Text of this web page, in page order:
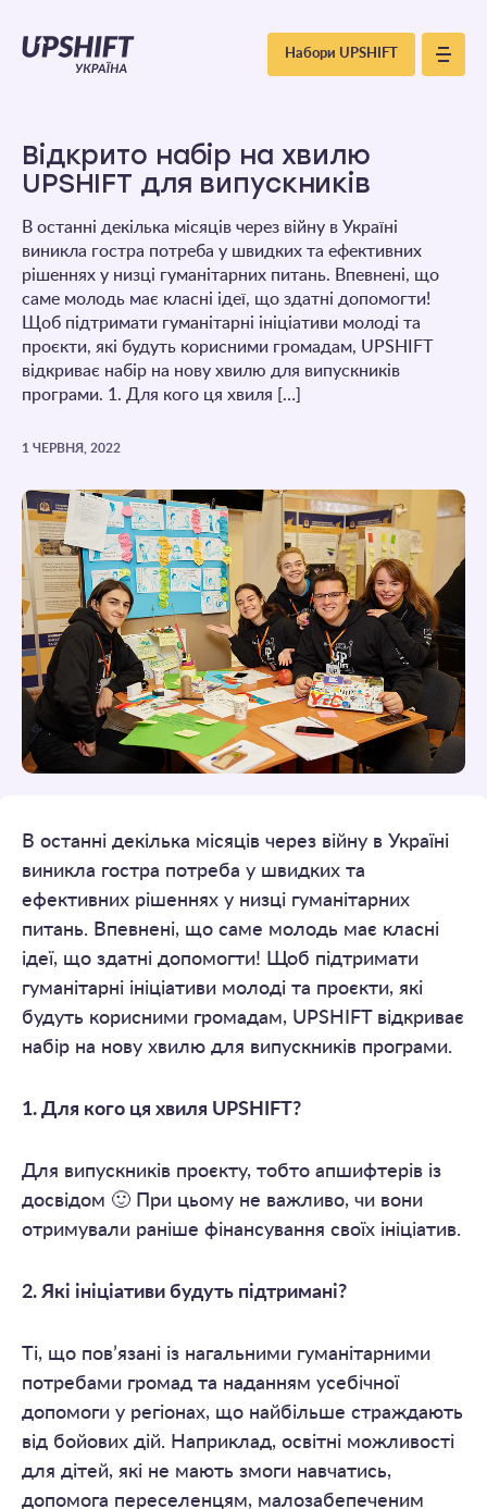
Upshift
Україна
Набори UPSHIFT
Відкрито набір на хвилю
UPSHIFT для випускників
В останні декілька місяців через війну в Україні
виникла гостра потреба у швидких та ефективних
рішеннях у низці гуманітарних питань. Впевнені, що
саме молодь має класні ідеї, що здатні допомогти!
Щоб підтримати гуманітарні ініціативи молоді та
проєкти, які будуть корисними громадам, UPSHIFT
відкриває набір на нову хвилю для випускників
програми. 1. Для кого ця хвиля […]
1 ЧЕРВНЯ, 2022
В останні декілька місяців через війну в Україні
виникла гостра потреба у швидких та
ефективних рішеннях у низці гуманітарних
питань. Впевнені, що саме молодь має класні
ідеї, що здатні допомогти! Щоб підтримати
гуманітарні ініціативи молоді та проєкти, які
будуть корисними громадам, UPSHIFT відкриває
набір на нову хвилю для випускників програми.
1. Для кого ця хвиля UPSHIFT?
Для випускників проєкту, тобто апшифтерів із
досвідом 🙂 При цьому не важливо, чи вони
отримували раніше фінансування своїх ініціатив.
2. Які ініціативи будуть підтримані?
Ті, що пов’язані із нагальними гуманітарними
потребами громад та наданням усебічної
допомоги у регіонах, що найбільше страждають
від бойових дій. Наприклад, освітні можливості
для дітей, які не мають змоги навчатись,
допомога переселенцям, малозабепеченим